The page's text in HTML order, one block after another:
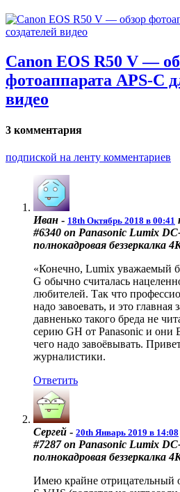
Canon EOS R50 V —
фотоаппарата APS-C
видео
3 комментария
подпиской на ленту комментариев
Иван - 18th Октябрь 2018 в 00:41
#6340 on Panasonic Lumix
полнокадровая беззеркалка
«Конечно, Lumix уважаемый
G обычно считалась
любителей. Так что
надо завоевать, и это главная
давненько такого бреда не
серию GH от Panasonic и они
чего надо завоёвывать.
журналистики.
Ответить
Сергей - 20th Январь 2019 в 14:08
#7287 on Panasonic Lumix
полнокадровая беззеркалка
Имею крайне отрицательный